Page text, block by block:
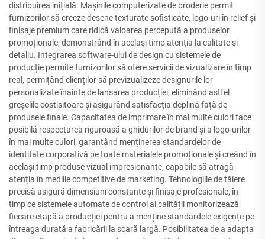
distribuirea inițială. Mașinile computerizate de broderie permit
furnizorilor să creeze desene texturate sofisticate, logo-uri în relief și
finisaje premium care ridică valoarea percepută a produselor
promoționale, demonstrând în același timp atenția la calitate și
detaliu. Integrarea software-ului de design cu sistemele de
producție permite furnizorilor să ofere servicii de vizualizare în timp
real, permițând clienților să previzualizeze designurile lor
personalizate înainte de lansarea producției, eliminând astfel
greșelile costisitoare și asigurând satisfacția deplină față de
produsele finale. Capacitatea de imprimare în mai multe culori face
posibilă respectarea riguroasă a ghidurilor de brand și a logo-urilor
în mai multe culori, garantând menținerea standardelor de
identitate corporativă pe toate materialele promoționale și creând în
același timp produse vizual impresionante, capabile să atragă
atenția în mediile competitive de marketing. Tehnologiile de tăiere
precisă asigură dimensiuni constante și finisaje profesionale, în
timp ce sistemele automate de control al calității monitorizează
fiecare etapă a producției pentru a menține standardele exigențe pe
întreaga durată a fabricării la scară largă. Posibilitatea de a adapta